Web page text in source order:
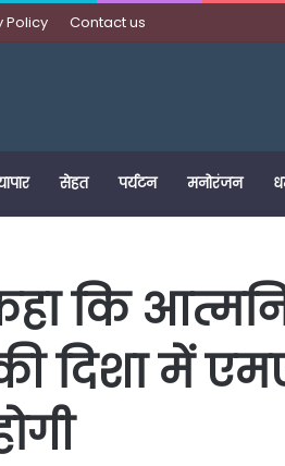
Policy Contact us
सेहत पर्यटन मनोरंजन
कि
दिशा में